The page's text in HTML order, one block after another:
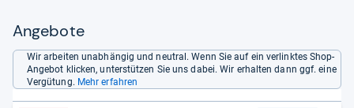
Angebote
Wir arbeiten unabhängig und neutral. Wenn Sie auf ein verlinktes Shop-
Angebot klicken, unterstützen Sie uns dabei. Wir erhalten dann ggf. eine
Vergütung. Mehr erfahren